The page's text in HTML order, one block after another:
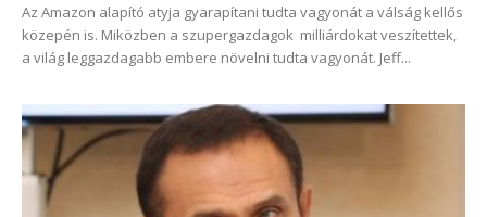
Az Amazon alapító atyja gyarapítani tudta vagyonát a válság kellős
közepén is. Miközben a szupergazdagok milliárdokat veszítettek,
a világ leggazdagabb embere növelni tudta vagyonát. Jeff...